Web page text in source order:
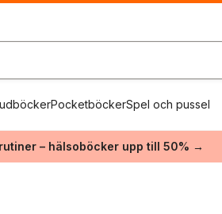
PocketböckerSpel och pussel
– hälsoböcker upp till 50% →